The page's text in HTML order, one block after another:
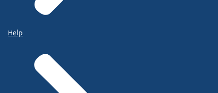
Help